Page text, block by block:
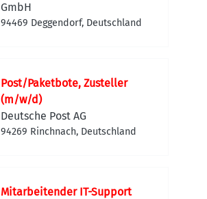
GmbH
94469 Deggendorf, Deutschland
Post/Paketbote, Zusteller
(m/w/d)
Deutsche Post AG
94269 Rinchnach, Deutschland
Mitarbeitender IT-Support